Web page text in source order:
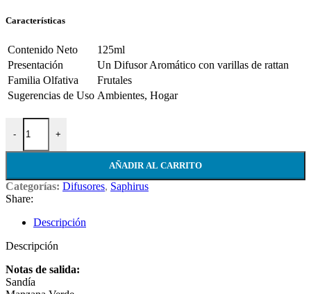
Características
Contenido Neto
125ml
Presentación
Un Difusor Aromático con varillas de rattan
Familia Olfativa
Frutales
Sugerencias de Uso Ambientes, Hogar
-
Difusor Sandía Pepino cantidad
+
AÑADIR AL CARRITO
Categorías: Difusores, Saphirus
Share:
Descripción
Descripción
Notas de salida:
Sandía